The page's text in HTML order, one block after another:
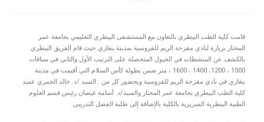
قامت كلية الطب البيطري بالتعاون مع المستشفى البيطري التعليمي بجامعة عمر
المختار بزيارة لنادي مقزحة الريم للفروسية بمدينة بنغازي حيث قام الفريق البيطري
بالكشف عن المنشطات في الخيول المتحصلة على الترتيب الأول والثاني في سباقات
1000 ، 1200، 1400 ، 1600 ، متر ضمن بطولة كأس السلام التي أقيمت في مدينة
بنغازي في نادي مقزحة الريم للفروسية وبحضور كل من : السيد /د. خالد الحمري عميد
كلية الطب البيطري بجامعة عمر المختار والسيد/د. أسامة غيضان رئيس قسم العلوم
الطبية البيطرية السريرية بالكلية بالإضافة إلى طلبة الفصل التدريبي.